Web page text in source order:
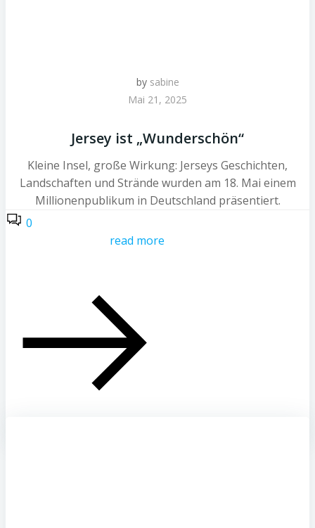
by sabine
Mai 21, 2025
Jersey ist „Wunderschön“
Kleine Insel, große Wirkung: Jerseys Geschichten,
Landschaften und Strände wurden am 18. Mai einem
Millionenpublikum in Deutschland präsentiert.
0
read more